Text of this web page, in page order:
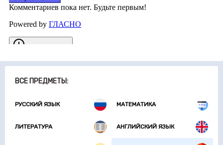
ВСЕ ПРЕДМЕТЫ:
РУССКИЙ ЯЗЫК МАТЕМАТИКА
ЛИТЕРАТУРА АНГЛИЙСКИЙ ЯЗЫК